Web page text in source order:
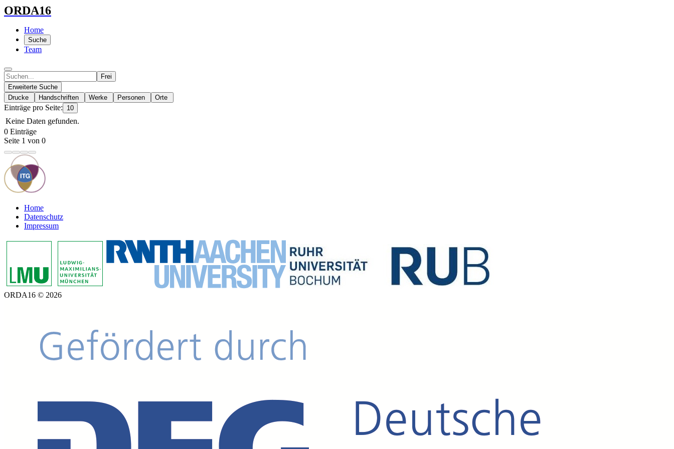
ORDA16
Home
Suche
Team
Frei
Erweiterte Suche
Drucke
Handschriften Werke Personen Orte
Einträge pro Seite: 10
Keine Daten gefunden.
0 Einträge
Seite 1 von 0
Home
Datenschutz
Impressum
ORDA16 © 2026